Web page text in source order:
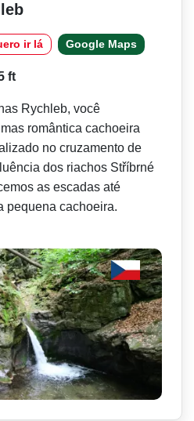
ir lá Google Maps
ft
Rychleb, você
romântica cachoeira
no cruzamento de
dos riachos Stříbrné
as escadas até
pequena cachoeira.